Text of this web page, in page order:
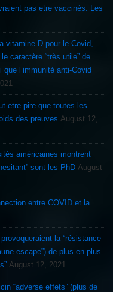
pas etre vaccinés. Les
vitamine D pour le Covid,
caractère “très utile” de
l’immunité anti-Covid
etre pire que toutes les
des preuves August 12,
américaines montrent
sont les PhD August
entre COVID et la
la “résistance
escape”) de plus en plus
August 12, 2021
“adverse effets” (plus de